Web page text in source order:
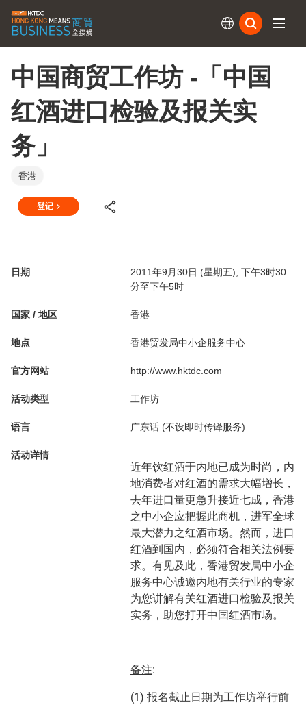
中国商贸工作坊 -「中国
红酒进口检验及报关实
务」
香港
登记
日期
2011年9月30日 (星期五), 下午3时30
分至下午5时
国家 / 地区 香港
地点 香港贸发局中小企服务中心
官方网站 http://www.hktdc.com
活动类型 工作坊
语言 广东话 (不设即时传译服务)
活动详情
近年饮红酒于内地已成为时尚，内
地消费者对红酒的需求大幅增长，
去年进口量更急升接近七成，香港
之中小企应把握此商机，进军全球
最大潜力之红酒市场。然而，进口
红酒到国内，必须符合相关法例要
求。有见及此，香港贸发局中小企
服务中心诚邀内地有关行业的专家
为您讲解有关红酒进口检验及报关
实务，助您打开中国红酒市场。
备注:
(1) 报名截止日期为工作坊举行前